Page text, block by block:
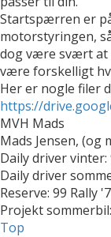
Startspærren er
motorstyringen,
dog være svært at
være forskelligt
Her er nogle filer
https://
MVH Mads
Mads Jensen, (og
Daily driver
Daily driver
Reserve: 99 Rally
Projekt sommerbil:
Top